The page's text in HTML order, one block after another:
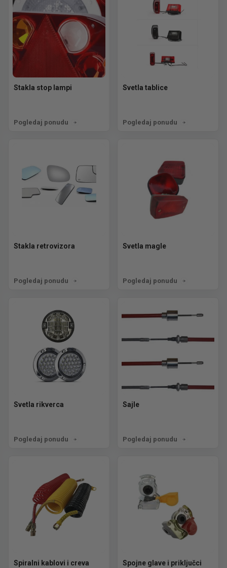
Stakla stop lampi
Pogledaj ponudu
Svetla tablice
Pogledaj ponudu
Stakla retrovizora
Pogledaj ponudu
Svetla magle
Pogledaj ponudu
Svetla rikverca
Pogledaj ponudu
Sajle
Pogledaj ponudu
Spiralni kablovi i creva Spojne glave i priključci